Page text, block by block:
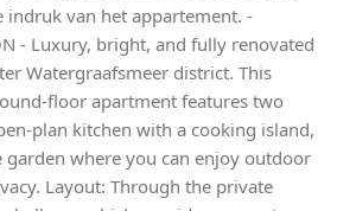
indruk van het appartement. -
- Luxury, bright, and fully renovated
Watergraafsmeer district. This
floor apartment features two
plan kitchen with a cooking island,
garden where you can enjoy outdoor
Layout: Through the private